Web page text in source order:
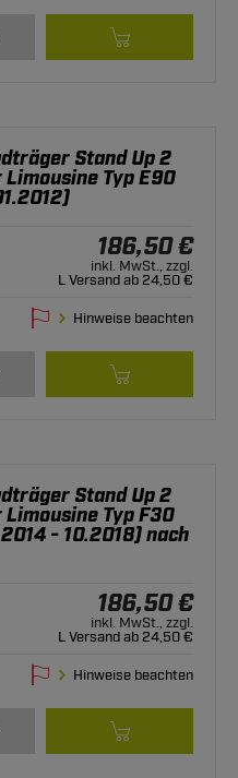
Stand Up 2
Typ E90
186,50 €
inkl. MwSt., zzgl.
L Versand ab 24,50 €
Hinweise beachten
Stand Up 2
Typ F30
- 10.2018) nach
186,50 €
inkl. MwSt., zzgl.
L Versand ab 24,50 €
Hinweise beachten